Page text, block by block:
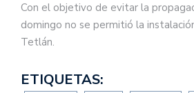
Con el objetivo de evitar la
domingo no se permitió la
Tetlán.
ETIQUETAS: